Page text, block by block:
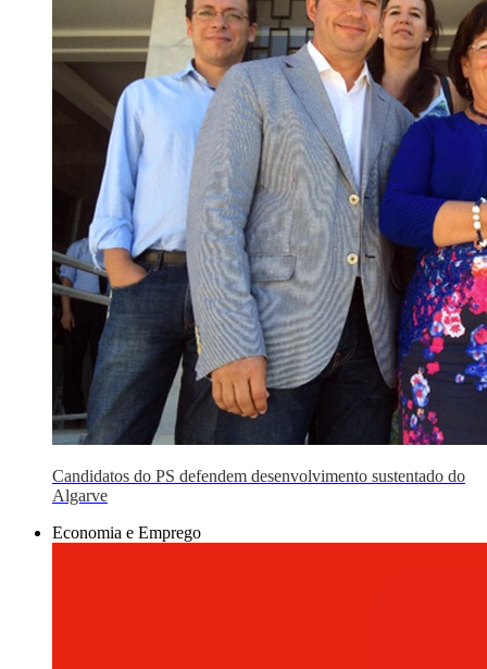
Candidatos do PS defendem desenvolvimento sustentado do
Algarve
Economia e Emprego